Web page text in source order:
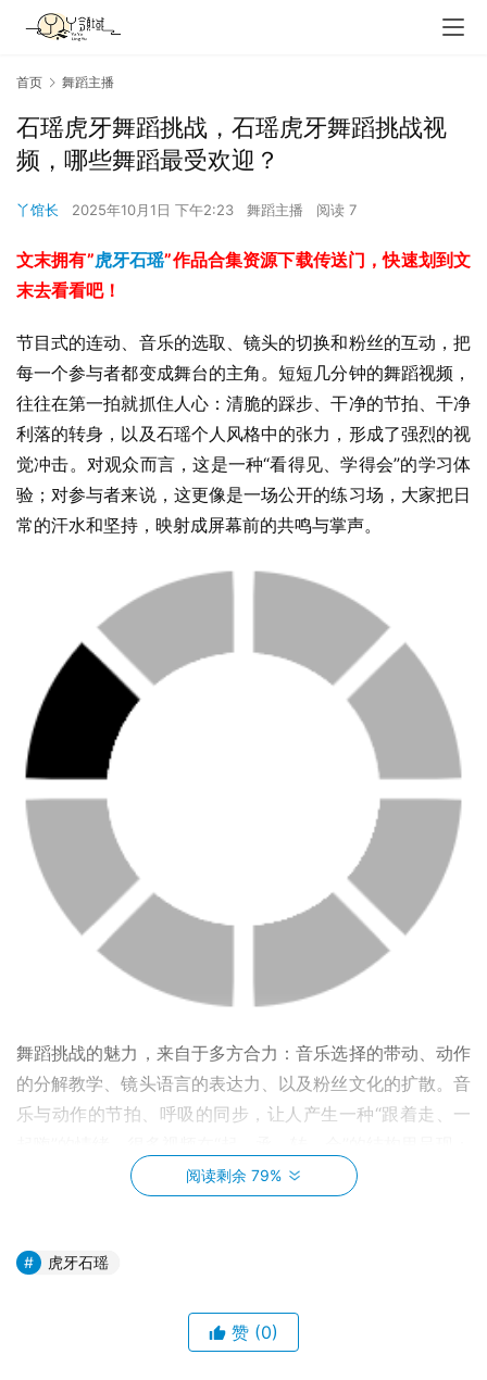
首页 舞蹈主播
石瑶虎牙舞蹈挑战，石瑶虎牙舞蹈挑战视
频，哪些舞蹈最受欢迎？
丫馆长 2025年10月1日 下午2:23 舞蹈主播 阅读 7
文末拥有”虎牙石瑶”作品合集资源下载传送门，快速划到文
末去看看吧！
节目式的连动、音乐的选取、镜头的切换和粉丝的互动，把
每一个参与者都变成舞台的主角。短短几分钟的舞蹈视频，
往往在第一拍就抓住人心：清脆的踩步、干净的节拍、干净
利落的转身，以及石瑶个人风格中的张力，形成了强烈的视
觉冲击。对观众而言，这是一种“看得见、学得会”的学习体
验；对参与者来说，这更像是一场公开的练习场，大家把日
常的汗水和坚持，映射成屏幕前的共鸣与掌声。
舞蹈挑战的魅力，来自于多方合力：音乐选择的带动、动作
的分解教学、镜头语言的表达力、以及粉丝文化的扩散。音
乐与动作的节拍、呼吸的同步，让人产生一种“跟着走、一
简单易学的开场动作，逐步进入高能的转身与踩点，最后以
阅读剩余 79%
虎牙石瑶
赞 (0)